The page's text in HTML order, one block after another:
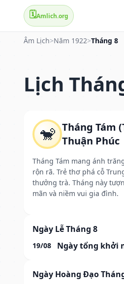
🗓️Amlich.org
Âm Lịch>Năm 1922>Tháng 8
Lịch
🐒 Tháng Tám
Thuận Phúc
Tháng Tám mang ánh
rộn rã. Trẻ thơ phá cỗ
thưởng trà. Tháng này
mãn và niềm vui gia đình.
Ngày Lễ Tháng 8
19/08 Ngày tổng khởi
Ngày Hoàng Đạo